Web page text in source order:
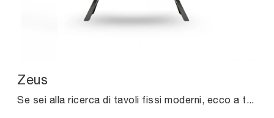
Zeus
Se sei alla ricerca di tavoli fissi moderni, ecco a te il modello da pranzo in legno Zeus della marca Midj.